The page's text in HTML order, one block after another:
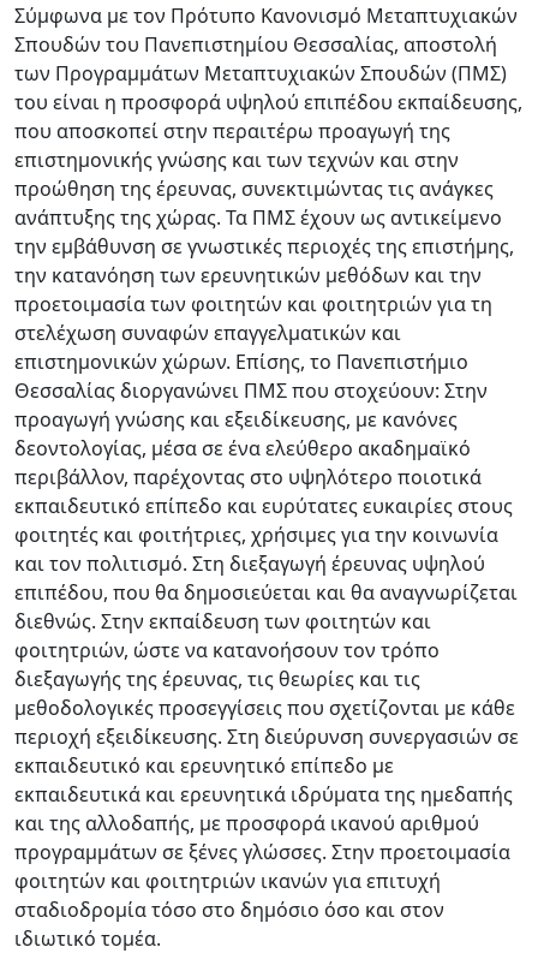
Σύμφωνα με τον Πρότυπο Κανονισμό Μεταπτυχιακών
Σπουδών του Πανεπιστημίου Θεσσαλίας, αποστολή
των Προγραμμάτων Μεταπτυχιακών Σπουδών (ΠΜΣ)
του είναι η προσφορά υψηλού επιπέδου εκπαίδευσης,
που αποσκοπεί στην περαιτέρω προαγωγή της
επιστημονικής γνώσης και των τεχνών και στην
προώθηση της έρευνας, συνεκτιμώντας τις ανάγκες
ανάπτυξης της χώρας. Τα ΠΜΣ έχουν ως αντικείμενο
την εμβάθυνση σε γνωστικές περιοχές της επιστήμης,
την κατανόηση των ερευνητικών μεθόδων και την
προετοιμασία των φοιτητών και φοιτητριών για τη
στελέχωση συναφών επαγγελματικών και
επιστημονικών χώρων. Επίσης, το Πανεπιστήμιο
Θεσσαλίας διοργανώνει ΠΜΣ που στοχεύουν: Στην
προαγωγή γνώσης και εξειδίκευσης, με κανόνες
δεοντολογίας, μέσα σε ένα ελεύθερο ακαδημαϊκό
περιβάλλον, παρέχοντας στο υψηλότερο ποιοτικά
εκπαιδευτικό επίπεδο και ευρύτατες ευκαιρίες στους
φοιτητές και φοιτήτριες, χρήσιμες για την κοινωνία
και τον πολιτισμό. Στη διεξαγωγή έρευνας υψηλού
επιπέδου, που θα δημοσιεύεται και θα αναγνωρίζεται
διεθνώς. Στην εκπαίδευση των φοιτητών και
φοιτητριών, ώστε να κατανοήσουν τον τρόπο
διεξαγωγής της έρευνας, τις θεωρίες και τις
μεθοδολογικές προσεγγίσεις που σχετίζονται με κάθε
περιοχή εξειδίκευσης. Στη διεύρυνση συνεργασιών σε
εκπαιδευτικό και ερευνητικό επίπεδο με
εκπαιδευτικά και ερευνητικά ιδρύματα της ημεδαπής
και της αλλοδαπής, με προσφορά ικανού αριθμού
προγραμμάτων σε ξένες γλώσσες. Στην προετοιμασία
φοιτητών και φοιτητριών ικανών για επιτυχή
σταδιοδρομία τόσο στο δημόσιο όσο και στον
ιδιωτικό τομέα.